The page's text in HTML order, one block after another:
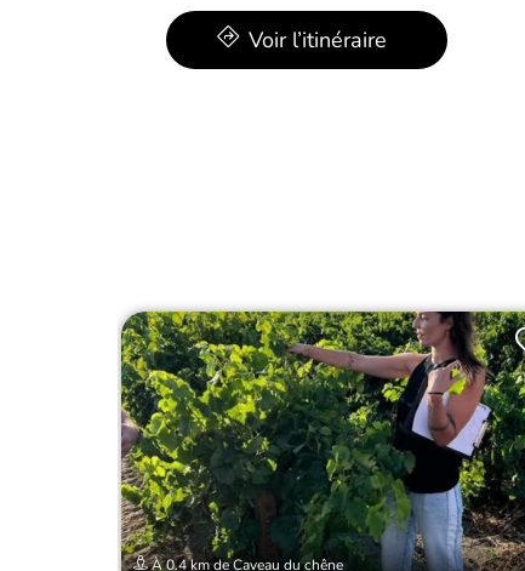
Voir l’itinéraire
À 0.4 km de Caveau du chêne